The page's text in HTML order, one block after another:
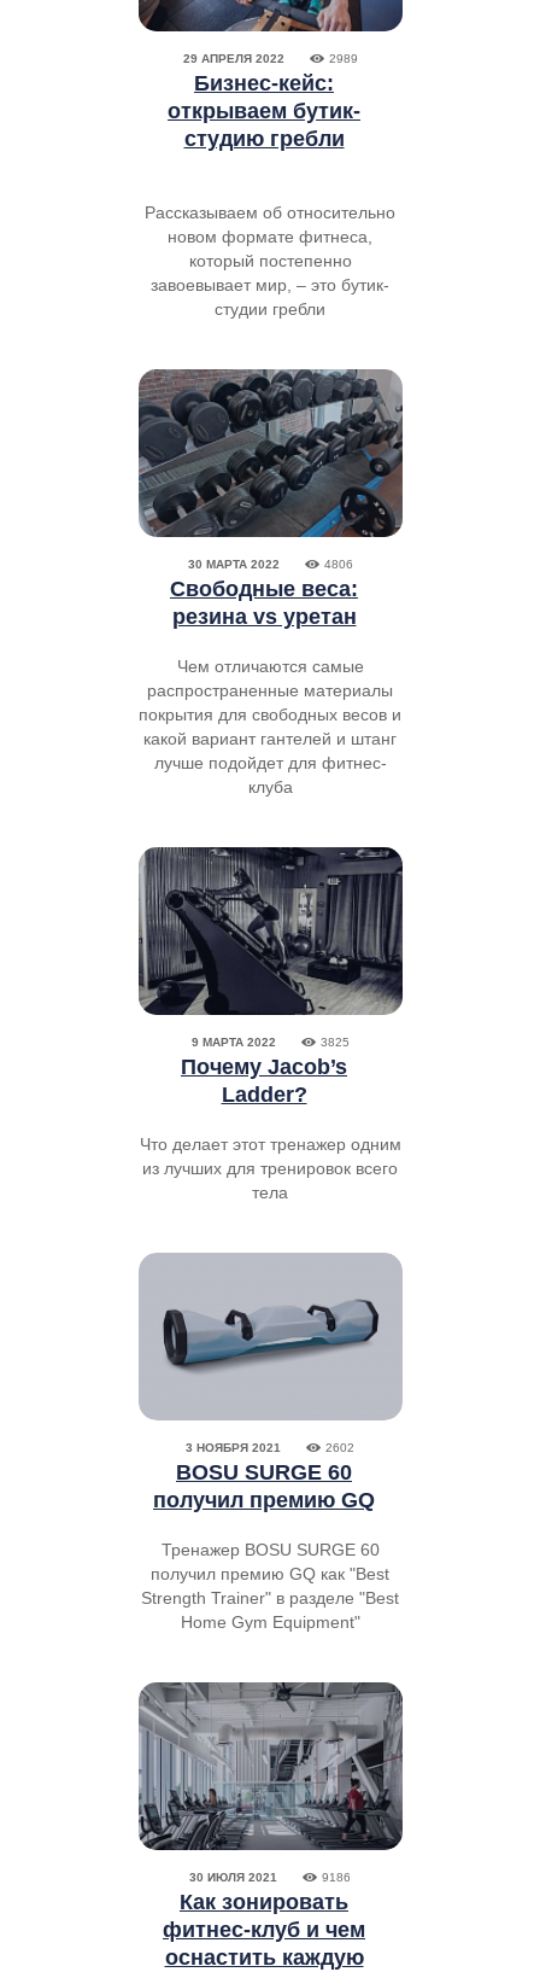
29 АПРЕЛЯ 2022 2989
Бизнес-кейс:
открываем бутик-
студию гребли
Рассказываем об относительно
новом формате фитнеса,
который постепенно
завоевывает мир, – это бутик-
студии гребли
30 МАРТА 2022 4806
Свободные веса:
резина vs уретан
Чем отличаются самые
распространенные материалы
покрытия для свободных весов и
какой вариант гантелей и штанг
лучше подойдет для фитнес-
клуба
9 МАРТА 2022 3825
Почему Jacob’s
Ladder?
Что делает этот тренажер одним
из лучших для тренировок всего
тела
3 НОЯБРЯ 2021 2602
BOSU SURGE 60
получил премию GQ
Тренажер BOSU SURGE 60
получил премию GQ как "Best
Strength Trainer" в разделе "Best
Home Gym Equipment"
30 ИЮЛЯ 2021 9186
Как зонировать
фитнес-клуб и чем
оснастить каждую